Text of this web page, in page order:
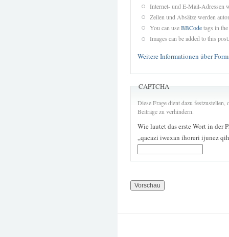
Internet- und E-Mail-Adressen
Zeilen und Absätze werden
You can useBBCodetags in
Images can be added to this post.
Weitere Informationen über
CAPTCHA
Diese Frage dient dazu
Beiträge zu verhindern.
Wie lautet das erste Wort in der
„qacazi iwexan ihoreri ijunez